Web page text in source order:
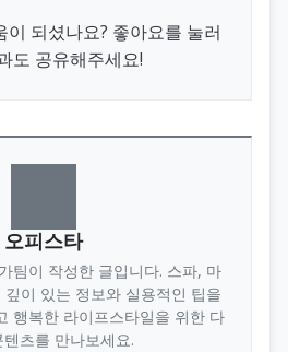
이 되셨나요? 좋아요를 눌러
도 공유해주세요!
오피스타
팀이 작성한 글입니다. 스파, 마
이 있는 정보와 실용적인 팁을
행복한 라이프스타일을 위한 다
텐츠를 만나보세요.